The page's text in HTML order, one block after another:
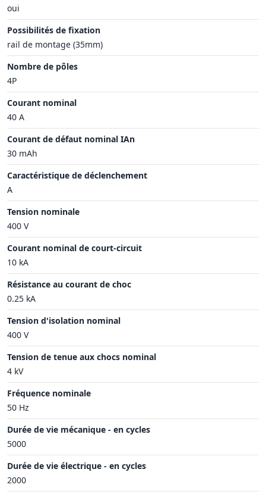
oui
Possibilités de fixation
rail de montage (35mm)
Nombre de pôles
4P
Courant nominal
40 A
Courant de défaut nominal IAn
30 mAh
Caractéristique de déclenchement
A
Tension nominale
400 V
Courant nominal de court-circuit
10 kA
Résistance au courant de choc
0.25 kA
Tension d'isolation nominal
400 V
Tension de tenue aux chocs nominal
4 kV
Fréquence nominale
50 Hz
Durée de vie mécanique - en cycles
5000
Durée de vie électrique - en cycles
2000